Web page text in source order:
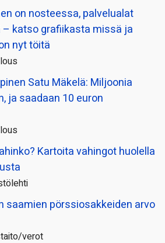
on nosteessa, palvelualat
– katso grafiikasta missä ja
nyt töitä
Satu Mäkelä: Miljoonia
ja saadaan 10 euron
Kartoita vahingot huolella
saamien pörssi­osakkeiden arvo
verot